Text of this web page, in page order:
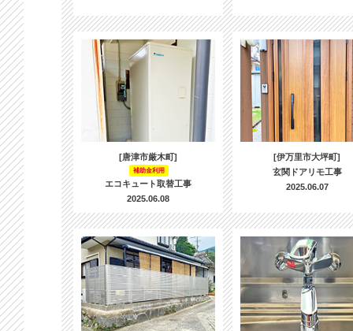
[唐津市厳木町]
補助金利用
エコキュート取替工事
2025.06.08
[伊万里市大坪町]
玄関ドアリモ工事
2025.06.07